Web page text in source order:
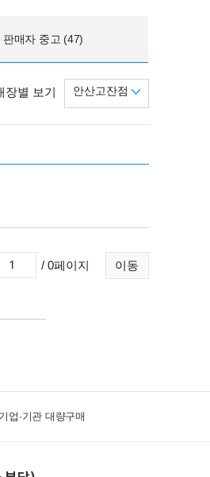
판매자 중고 (47)
장별 보기 안산고잔점
이동
/ 0페이지
업·기관 대량구매